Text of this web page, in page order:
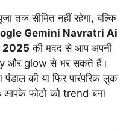
तक सीमित नहीं रहेगा, बल्कि
Gemini Navratri Ai
2025 की मदद से आप अपनी
और glow से भर सकते हैं।
पंडाल की या फिर पारंपरिक लुक
फोटो को trend बना